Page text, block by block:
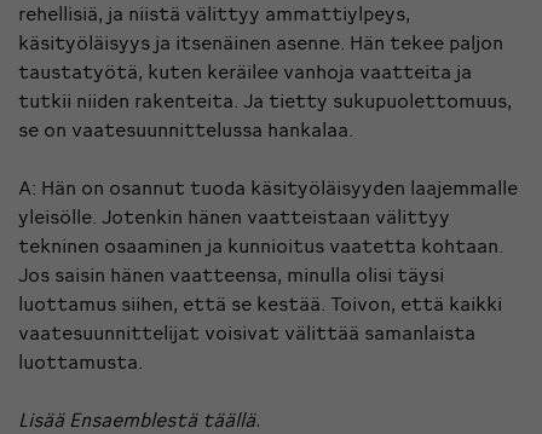
rehellisiä, ja niistä välittyy ammattiylpeys,
käsityöläisyys ja itsenäinen asenne. Hän tekee paljon
taustatyötä, kuten keräilee vanhoja vaatteita ja
tutkii niiden rakenteita. Ja tietty sukupuolettomuus,
se on vaatesuunnittelussa hankalaa.
A: Hän on osannut tuoda käsityöläisyyden laajemmalle
yleisölle. Jotenkin hänen vaatteistaan välittyy
tekninen osaaminen ja kunnioitus vaatetta kohtaan.
Jos saisin hänen vaatteensa, minulla olisi täysi
luottamus siihen, että se kestää. Toivon, että kaikki
vaatesuunnittelijat voisivat välittää samanlaista
luottamusta.
Lisää Ensaemblestä täällä.